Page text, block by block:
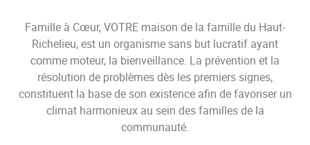
Famille à Cœur, VOTRE maison de la famille du Haut-
Richelieu, est un organisme sans but lucratif ayant
comme moteur, la bienveillance. La prévention et la
résolution de problèmes dès les premiers signes,
constituent la base de son existence afin de favoriser un
climat harmonieux au sein des familles de la
communauté.